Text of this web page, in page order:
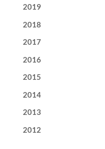
2019
2018
2017
2016
2015
2014
2013
2012